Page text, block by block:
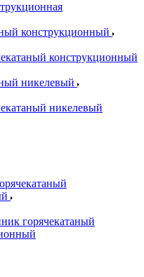
конструкционный
конструкционный
никелевый
никелевый
горячекатаный